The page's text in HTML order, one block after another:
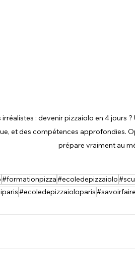
: devenir pizzaiolo en 4 jours
et des compétences approfondies.
prépare vraiment au
#formationpizza#ecoledepizzaiolo
#ecoledepizzaioloparis